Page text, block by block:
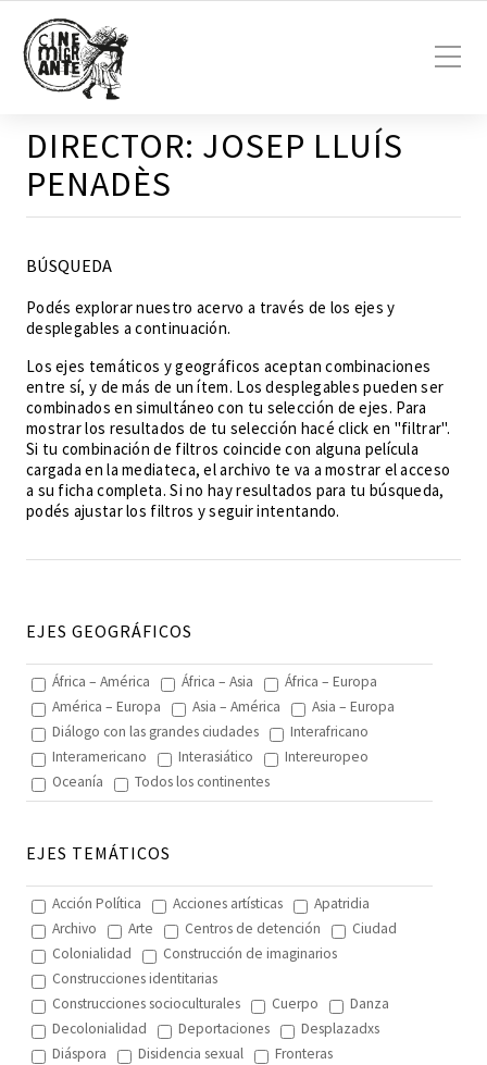
DIRECTOR: JOSEP LLUÍS
PENADÈS
BÚSQUEDA
Podés explorar nuestro acervo a través de los ejes y
desplegables a continuación.
Los ejes temáticos y geográficos aceptan combinaciones
entre sí, y de más de un ítem. Los desplegables pueden ser
combinados en simultáneo con tu selección de ejes. Para
mostrar los resultados de tu selección hacé click en "filtrar".
Si tu combinación de filtros coincide con alguna película
cargada en la mediateca, el archivo te va a mostrar el acceso
a su ficha completa. Si no hay resultados para tu búsqueda,
podés ajustar los filtros y seguir intentando.
EJES GEOGRÁFICOS
África – América África – Asia
África – Europa
América – Europa
Asia – América
Asia – Europa
Diálogo con las grandes ciudades
Interafricano
Interamericano
Interasiático
Intereuropeo
Oceanía
Todos los continentes
EJES TEMÁTICOS
Acción Política Acciones artísticas
Apatridia
Archivo
Arte Centros de detención
Ciudad
Colonialidad
Construcción de imaginarios
Construcciones identitarias
Construcciones socioculturales
Cuerpo
Danza
Decolonialidad
Deportaciones
Desplazadxs
Diáspora
Disidencia sexual
Fronteras